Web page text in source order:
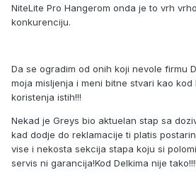
NiteLite Pro Hangerom onda je to vrh
konkurenciju.
Da se ogradim od onih koji nevole firmu
moja misljenja i meni bitne stvari kao
koristenja istih!!!
Nekad je Greys bio aktuelan stap sa
kad dodje do reklamacije ti platis
vise i nekosta sekcija stapa koju si
servis ni garancija!Kod Delkima nije tako!!!!